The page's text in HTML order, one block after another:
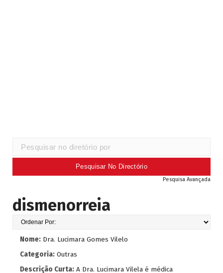
Pesquisa Avançada
dismenorreia
Nome: Dra. Lucimara Gomes Vilelo
Categoria: Outras
Descrição Curta: A Dra. Lucimara Vilela é médica